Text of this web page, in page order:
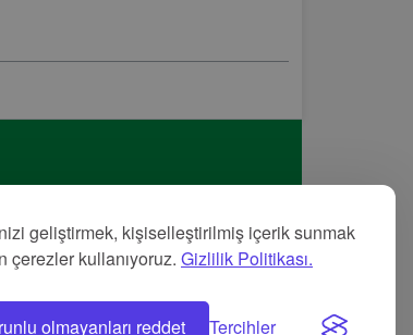
geliştirmek, kişiselleştirilmiş içerik sunmak
çerezler kullanıyoruz. Gizlilik Politikası.
olmayanları reddet Tercihler